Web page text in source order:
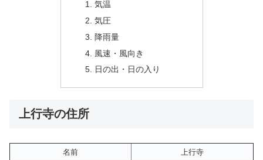
気温
気圧
降雨量
風速・風向き
日の出・日の入り
上行寺の住所
名前
上行寺